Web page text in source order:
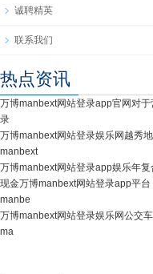
诚聘精英
联系我们
热点资讯
万博manbext网站登录app官网对
录
万博manbext网站登录娱乐网越秀
manbext
万博manbext网站登录app娱乐年
现金万博manbext网站登录app平
manbe
万博manbext网站登录娱乐网公交
ma